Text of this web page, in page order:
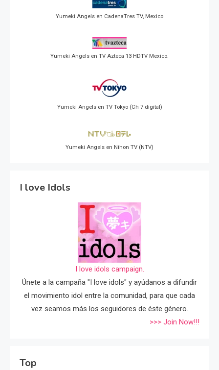
Yumeki Angels en CadenaTres TV, Mexico
Yumeki Angels en TV Azteca 13 HDTV Mexico.
Yumeki Angels en TV Tokyo (Ch 7 digital)
Yumeki Angels en Nihon TV (NTV)
I love Idols
I love idols campaign.
Únete a la campaña "I love idols" y ayúdanos a difundir
el movimiento idol entre la comunidad, para que cada
vez seamos más los seguidores de éste género.
>>> Join Now!!!
Top